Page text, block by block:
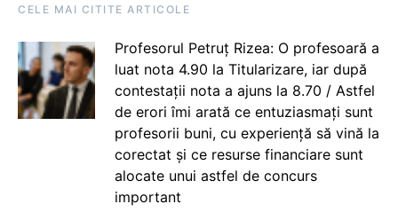
CELE MAI CITITE ARTICOLE
Profesorul Petruț Rizea: O profesoară a
luat nota 4.90 la Titularizare, iar după
contestații nota a ajuns la 8.70 / Astfel
de erori îmi arată ce entuziasmați sunt
profesorii buni, cu experiență să vină la
corectat și ce resurse financiare sunt
alocate unui astfel de concurs
important